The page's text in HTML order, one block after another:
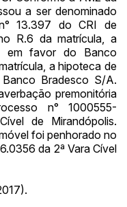
a ser denominado
13.397 do CRI de
R.6 da matrícula, a
em favor do Banco
a hipoteca de
Bradesco S/A.
premonitória
n° 1000555-
de Mirandópolis.
foi penhorado no
da 2ª Vara Cível